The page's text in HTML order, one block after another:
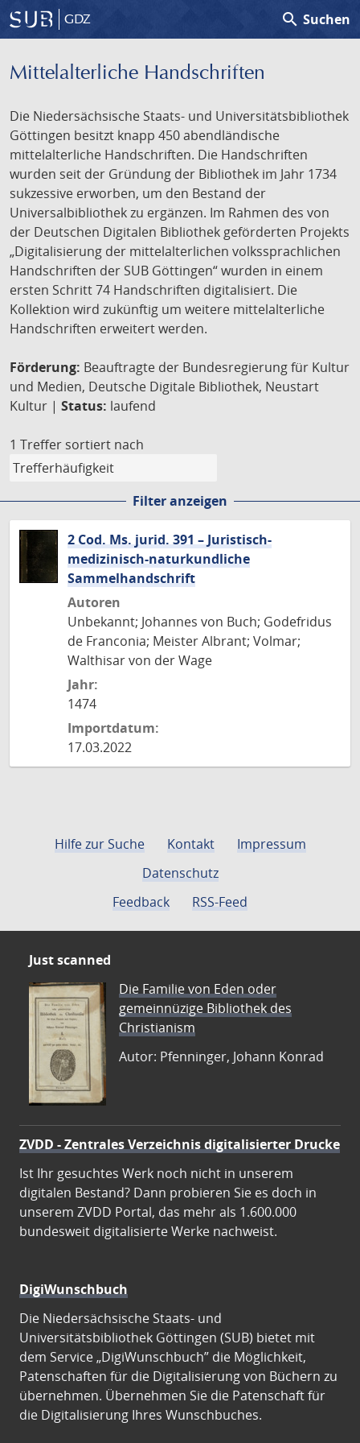
GDZ search Suchen
Mittelalterliche Handschriften
Die Niedersächsische Staats- und Universitätsbibliothek
Göttingen besitzt knapp 450 abendländische
mittelalterliche Handschriften. Die Handschriften
wurden seit der Gründung der Bibliothek im Jahr 1734
sukzessive erworben, um den Bestand der
Universalbibliothek zu ergänzen. Im Rahmen des von
der Deutschen Digitalen Bibliothek geförderten Projekts
„Digitalisierung der mittelalterlichen volkssprachlichen
Handschriften der SUB Göttingen“ wurden in einem
ersten Schritt 74 Handschriften digitalisiert. Die
Kollektion wird zukünftig um weitere mittelalterliche
Handschriften erweitert werden.
Förderung: Beauftragte der Bundesregierung für Kultur
und Medien, Deutsche Digitale Bibliothek, Neustart
Kultur | Status: laufend
1 Treffer sortiert nach
Filter anzeigen
2 Cod. Ms. jurid. 391 – Juristisch-
medizinisch-naturkundliche
Sammelhandschrift
Autoren
Unbekannt; Johannes von Buch; Godefridus
de Franconia; Meister Albrant; Volmar;
Walthisar von der Wage
Jahr:
1474
Importdatum:
17.03.2022
Hilfe zur Suche Kontakt
Impressum
Datenschutz
Feedback
RSS-Feed
Just scanned
Die Familie von Eden oder
gemeinnüzige Bibliothek des
Christianism
Autor: Pfenninger, Johann Konrad
ZVDD - Zentrales Verzeichnis digitalisierter Drucke
Ist Ihr gesuchtes Werk noch nicht in unserem
digitalen Bestand? Dann probieren Sie es doch in
unserem ZVDD Portal, das mehr als 1.600.000
bundesweit digitalisierte Werke nachweist.
DigiWunschbuch
Die Niedersächsische Staats- und
Universitätsbibliothek Göttingen (SUB) bietet mit
dem Service „DigiWunschbuch” die Möglichkeit,
Patenschaften für die Digitalisierung von Büchern zu
übernehmen. Übernehmen Sie die Patenschaft für
die Digitalisierung Ihres Wunschbuches.